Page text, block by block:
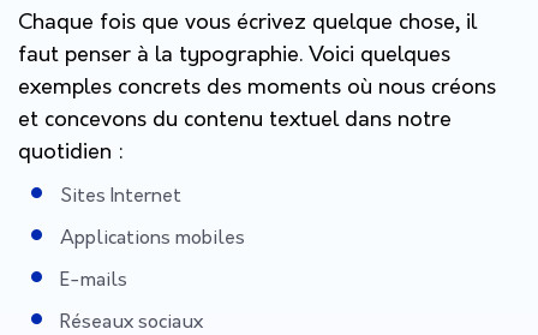
Chaque fois que vous écrivez quelque chose, il
faut penser à la typographie. Voici quelques
exemples concrets des moments où nous créons
et concevons du contenu textuel dans notre
quotidien :
Sites Internet
Applications mobiles
E-mails
Réseaux sociaux